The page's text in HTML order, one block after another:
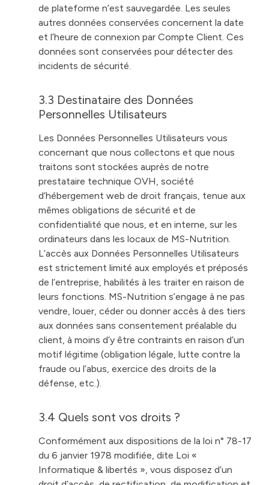
de plateforme n’est sauvegardée. Les seules
autres données conservées concernent la date
et l’heure de connexion par Compte Client. Ces
données sont conservées pour détecter des
incidents de sécurité.
3.3 Destinataire des Données
Personnelles Utilisateurs
Les Données Personnelles Utilisateurs vous
concernant que nous collectons et que nous
traitons sont stockées auprès de notre
prestataire technique OVH, société
d’hébergement web de droit français, tenue aux
mêmes obligations de sécurité et de
confidentialité que nous, et en interne, sur les
ordinateurs dans les locaux de MS-Nutrition.
L’accès aux Données Personnelles Utilisateurs
est strictement limité aux employés et préposés
de l’entreprise, habilités à les traiter en raison de
leurs fonctions. MS-Nutrition s’engage à ne pas
vendre, louer, céder ou donner accès à des tiers
aux données sans consentement préalable du
client, à moins d’y être contraints en raison d’un
motif légitime (obligation légale, lutte contre la
fraude ou l’abus, exercice des droits de la
défense, etc.).
3.4 Quels sont vos droits ?
Conformément aux dispositions de la loi n° 78-17
du 6 janvier 1978 modifiée, dite Loi «
Informatique & libertés », vous disposez d’un